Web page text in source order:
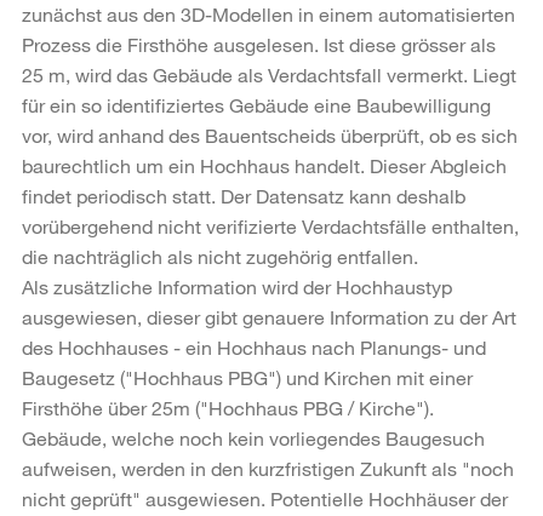
zunächst aus den 3D-Modellen in einem automatisierten
Prozess die Firsthöhe ausgelesen. Ist diese grösser als
25 m, wird das Gebäude als Verdachtsfall vermerkt. Liegt
für ein so identifiziertes Gebäude eine Baubewilligung
vor, wird anhand des Bauentscheids überprüft, ob es sich
baurechtlich um ein Hochhaus handelt. Dieser Abgleich
findet periodisch statt. Der Datensatz kann deshalb
vorübergehend nicht verifizierte Verdachtsfälle enthalten,
die nachträglich als nicht zugehörig entfallen.
Als zusätzliche Information wird der Hochhaustyp
ausgewiesen, dieser gibt genauere Information zu der Art
des Hochhauses - ein Hochhaus nach Planungs- und
Baugesetz ("Hochhaus PBG") und Kirchen mit einer
Firsthöhe über 25m ("Hochhaus PBG / Kirche").
Gebäude, welche noch kein vorliegendes Baugesuch
aufweisen, werden in den kurzfristigen Zukunft als "noch
nicht geprüft" ausgewiesen. Potentielle Hochhäuser der